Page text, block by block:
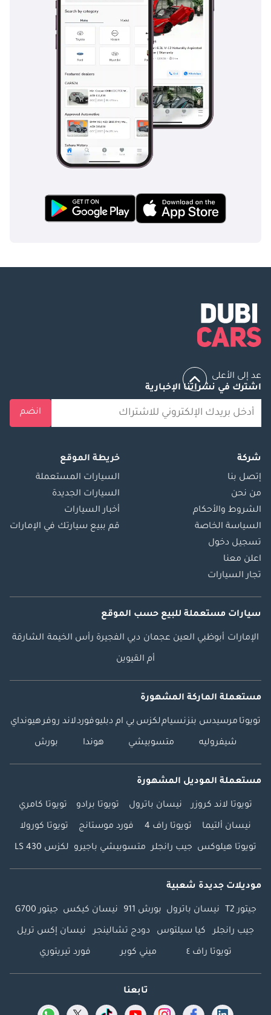
عد إلى الأعلى
اشترك في نشراتنا الإخبارية
انضم
شركة
إتصل بنا
من نحن
الشروط والأحكام
السياسة الخاصة
تسجيل دخول
اعلن معنا
تجار السيارات
خريطة الموقع
السيارات المستعملة
السيارات الجديدة
أخبار السيارات
قم ببيع سيارتك في الإمارات
سيارات مستعملة للبيع حسب الموقع
الإمارات أبوظبي العين عجمان دبي الفجيرة رأس الخيمة الشارقة
أم القيوين
مستعملة الماركة المشهورة
تويوتا مرسيدس بنزنسياملكزس بي ام دبليوفوردلاند روفرهيونداي
شيفروليه متسوبيشي هوندا بورش
مستعملة الموديل المشهورة
تويوتا لاند كروزر نيسان باترول تويوتا برادو تويوتا كامري
نيسان ألتيما تويوتا راف 4 فورد موستانج تويوتا كورولا
تويوتا هيلوكس جيب رانجلر متسوبيشي باجيرو لكزس LS 430
موديلات جديدة شعبية
جيتور T2 نيسان باترول بورش 911 نيسان كيكس جيتور G700
جيب رانجلر كيا سيلتوس دودج تشالينجر نيسان إكس تريل
تويوتا راف ٤ ميني كوبر فورد تيريتوري
تابعنا